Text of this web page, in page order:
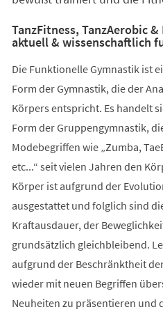
TanzFitness, TanzAerobic
aktuell & wissenschaftlich
Die Funktionelle Gymnastik ist
Form der Gymnastik, die der
Körpers entspricht. Es handelt
Form der Gruppengymnastik,
Modebegriffen wie „Zumba,
etc...“ seit vielen Jahren den
Körper ist aufgrund der
ausgestattet und folglich sind
Kraftausdauer, der
grundsätzlich gleichbleibend.
aufgrund der Beschränktheit
wieder mit neuen Begriffen
Neuheiten zu präsentieren und